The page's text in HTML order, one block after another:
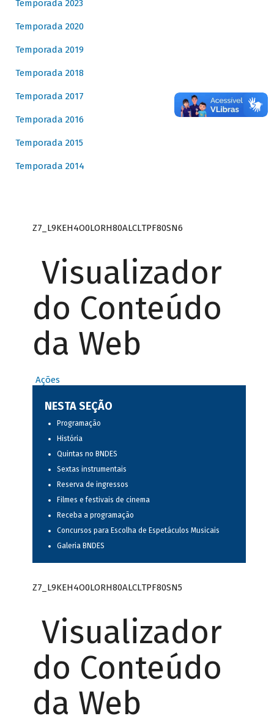
Temporada 2023
Temporada 2020
Temporada 2019
Temporada 2018
Temporada 2017
Temporada 2016
Temporada 2015
Temporada 2014
Z7_L9KEH4O0LORH80ALCLTPF80SN6
Visualizador
do Conteúdo
da Web
Ações
NESTA SEÇÃO
Programação
História
Quintas no BNDES
Sextas instrumentais
Reserva de ingressos
Filmes e festivais de cinema
Receba a programação
Concursos para Escolha de Espetáculos Musicais
Galeria BNDES
Z7_L9KEH4O0LORH80ALCLTPF80SN5
Visualizador
do Conteúdo
da Web